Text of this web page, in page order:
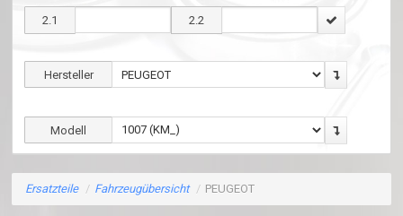
2.1 2.2
Hersteller
Modell
Ersatzteile / Fahrzeugübersicht / PEUGEOT